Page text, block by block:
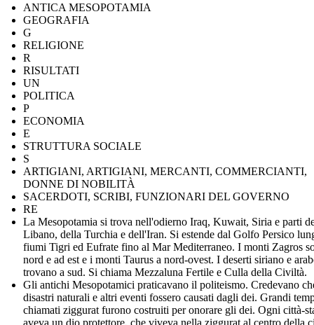
ANTICA MESOPOTAMIA
GEOGRAFIA
G
RELIGIONE
R
RISULTATI
UN
POLITICA
P
ECONOMIA
E
STRUTTURA SOCIALE
S
ARTIGIANI, ARTIGIANI, MERCANTI, COMMERCIANTI,
DONNE DI NOBILITÀ
SACERDOTI, SCRIBI, FUNZIONARI DEL GOVERNO
RE
La Mesopotamia si trova nell'odierno Iraq, Kuwait, Siria e parti
Libano, della Turchia e dell'Iran. Si estende dal Golfo Persico
fiumi Tigri ed Eufrate fino al Mar Mediterraneo. I monti Zagros
nord e ad est e i monti Taurus a nord-ovest. I deserti siriano e
trovano a sud. Si chiama Mezzaluna Fertile e Culla della Civiltà.
Gli antichi Mesopotamici praticavano il politeismo. Credevano
disastri naturali e altri eventi fossero causati dagli dei. Grandi
chiamati ziggurat furono costruiti per onorare gli dei. Ogni città-
aveva un dio protettore, che viveva nella ziggurat al centro della